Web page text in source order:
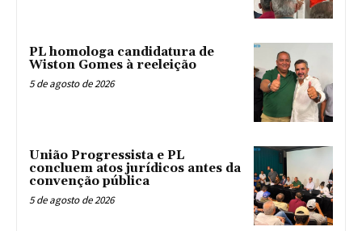
PL homologa candidatura de
Wiston Gomes à reeleição
5 de agosto de 2026
União Progressista e PL
concluem atos jurídicos antes da
convenção pública
5 de agosto de 2026